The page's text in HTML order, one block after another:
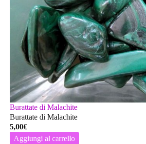
Burattate di Malachite
Burattate di Malachite
5,00€
Aggiungi al carrello